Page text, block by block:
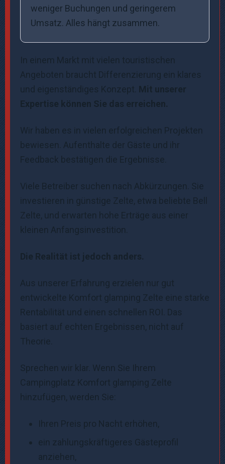
weniger Buchungen und geringerem
Umsatz. Alles hängt zusammen.
In einem Markt mit vielen touristischen
Angeboten braucht Differenzierung ein klares
und eigenständiges Konzept. Mit unserer
Expertise können Sie das erreichen.
Wir haben es in vielen erfolgreichen Projekten
bewiesen. Aufenthalte der Gäste und ihr
Feedback bestätigen die Ergebnisse.
Viele Betreiber suchen nach Abkürzungen. Sie
investieren in günstige Zelte, etwa beliebte Bell
Zelte, und erwarten hohe Erträge aus einer
kleinen Anfangsinvestition.
Die Realität ist jedoch anders.
Aus unserer Erfahrung erzielen nur gut
entwickelte Komfort glamping Zelte eine starke
Rentabilität und einen schnellen ROI. Das
basiert auf echten Ergebnissen, nicht auf
Theorie.
Sprechen wir klar. Wenn Sie Ihrem
Campingplatz Komfort glamping Zelte
hinzufügen, werden Sie:
Ihren Preis pro Nacht erhöhen,
ein zahlungskräftigeres Gästeprofil
anziehen,